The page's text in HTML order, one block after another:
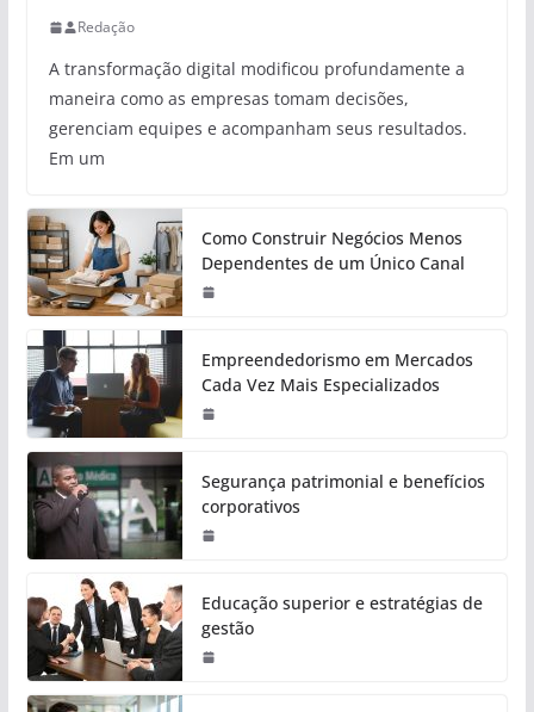
Redação
A transformação digital modificou profundamente a
maneira como as empresas tomam decisões,
gerenciam equipes e acompanham seus resultados.
Em um
Como Construir Negócios Menos
Dependentes de um Único Canal
Empreendedorismo em Mercados
Cada Vez Mais Especializados
Segurança patrimonial e benefícios
corporativos
Educação superior e estratégias de
gestão